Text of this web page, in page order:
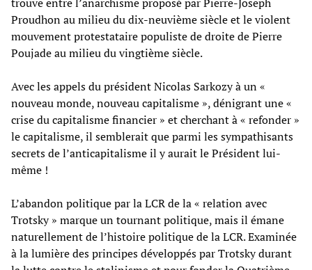
Proudhon au milieu du dix-neuvième siècle et le violent
mouvement protestataire populiste de droite de Pierre
Poujade au milieu du vingtième siècle.
Avec les appels du président Nicolas Sarkozy à un «
nouveau monde, nouveau capitalisme », dénigrant une «
crise du capitalisme financier » et cherchant à « refonder »
le capitalisme, il semblerait que parmi les sympathisants
secrets de l’anticapitalisme il y aurait le Président lui-
même !
L’abandon politique par la LCR de la « relation avec
Trotsky » marque un tournant politique, mais il émane
naturellement de l’histoire politique de la LCR. Examinée
à la lumière des principes développés par Trotsky durant